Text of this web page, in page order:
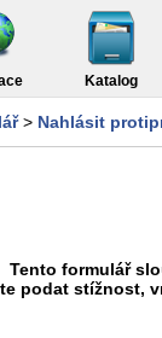
Katalog
> Nahlásit
Tento formulář
podat stížnost,